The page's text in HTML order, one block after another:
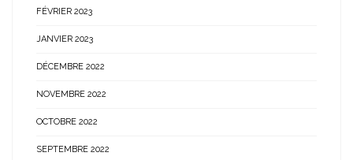
FÉVRIER 2023
JANVIER 2023
DÉCEMBRE 2022
NOVEMBRE 2022
OCTOBRE 2022
SEPTEMBRE 2022